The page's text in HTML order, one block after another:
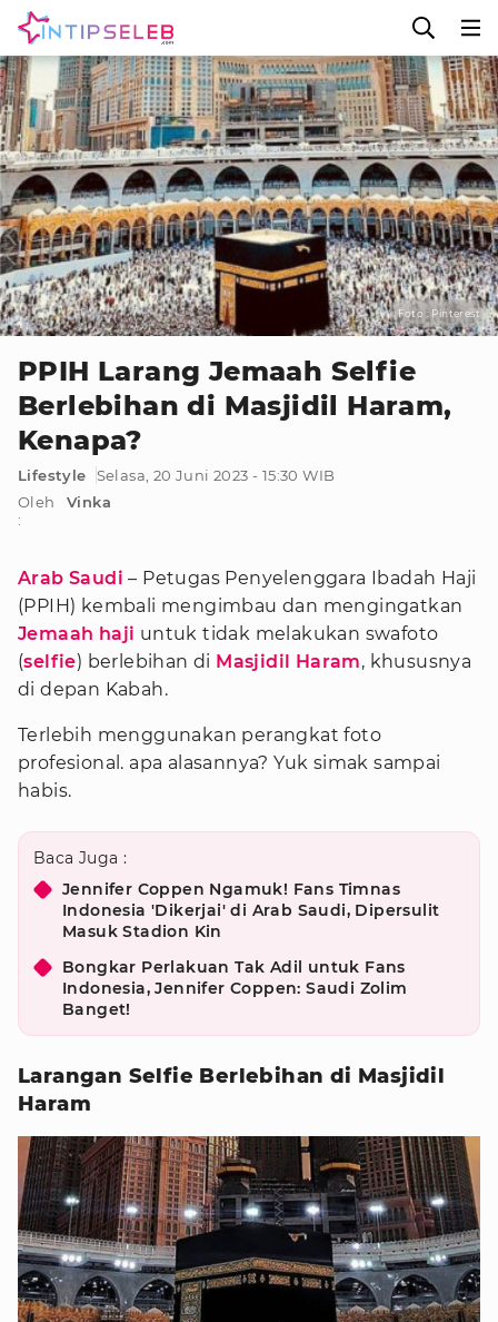
Foto : Pinterest
PPIH Larang Jemaah Selfie
Berlebihan di Masjidil Haram,
Kenapa?
Lifestyle
Selasa, 20 Juni 2023 - 15:30 WIB
Oleh
:
Vinka
Arab Saudi – Petugas Penyelenggara Ibadah Haji
(PPIH) kembali mengimbau dan mengingatkan
Jemaah haji untuk tidak melakukan swafoto
(selfie) berlebihan di Masjidil Haram, khususnya
di depan Kabah.
Terlebih menggunakan perangkat foto
profesional. apa alasannya? Yuk simak sampai
habis.
Baca Juga :
Jennifer Coppen Ngamuk! Fans Timnas
Indonesia 'Dikerjai' di Arab Saudi, Dipersulit
Masuk Stadion Kin
Bongkar Perlakuan Tak Adil untuk Fans
Indonesia, Jennifer Coppen: Saudi Zolim
Banget!
Larangan Selfie Berlebihan di Masjidil
Haram